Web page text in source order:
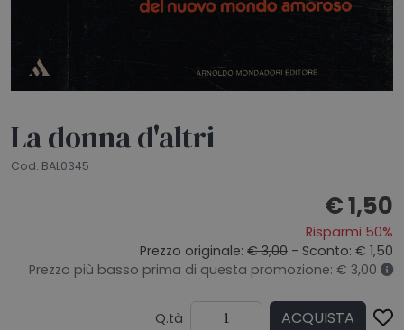
La donna d'altri
Cod. BAL0345
€ 1,50
Risparmi 50%
Prezzo originale: € 3,00 - Sconto: € 1,50
Prezzo più basso prima di questa promozione: € 3,00
Q.tà ACQUISTA